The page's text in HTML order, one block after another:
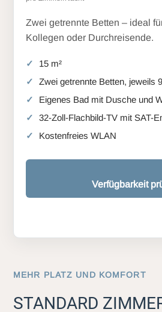
Zwei getrennte Betten – ideal
Kollegen oder Durchreisende.
15 m²
Zwei getrennte Betten, jeweils
Eigenes Bad mit Dusche und
32-Zoll-Flachbild-TV mit SAT-
Kostenfreies WLAN
Verfügbarkeit
MEHR PLATZ UND KOMFORT
STANDARD